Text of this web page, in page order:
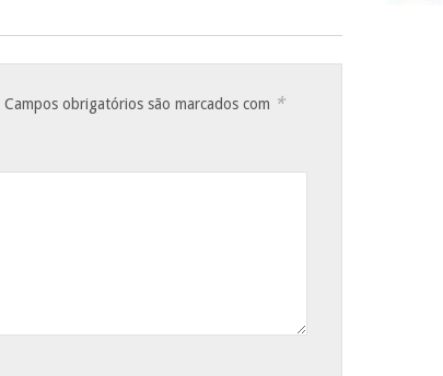
Campos obrigatórios são marcados com *